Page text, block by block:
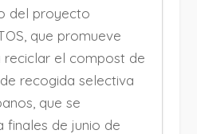
del proyecto
que promueve
reciclar el compost de
recogida selectiva
que se
finales de junio de